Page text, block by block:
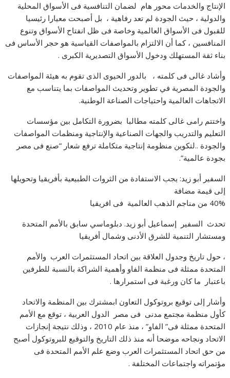
الإنتاج والخدمات محور هام لضمان التنافسية فى الأسواق المحلية
والدولية ، حيث الجودة لم تعد رفاهية ، بل أصبحت معيارا رئيسيا
للقبول فى الأسواق العالمية وخاصة فى ظل انفتاح الأسواق وتنوع
المنافسين ، كما أن الالتزام بالمواصفات القياسية هو حجر الأساس فى
بناء ثقة المستهلك ودخول الأسواق التصديرية الكبرى .
وأشاد غالى فى كلمته ، بالدور الحيوى الذى تقوم به هيئة المواصفات
والجودة المصرية في تطوير وتحديث المواصفات بما يتناسب مع
الاتجاهات العالمية واحتياجات الصناعة الوطنية.
واختتم رامى غالى كلمته مطالبا بضرورة التكامل بين مؤسسات
التعليم والتدريب والجهات الصناعية والإنتاجية ومنظمات المواصفات
والجودة ..لتكوين منظومة إنتاجية متكاملة ترفع شعار “صنع فى مصر
بجودة عالمية”.
السفير أبو زيد: يجب الاستفادة من الثروات الطبيعية بأفريقيا وتحويلها
إلى قيمة مضافة
40% من مناجم الذهب العالمية فى افريقيا
تحدث السفير إسماعيل أبو زيد. دبلوماسي سابق بالأمم المتحدة
ومستشار التنمية للشرق الأدنى وشمال أفريقيا
، حول تاريخ وجدول العلاقة بين اتحاد المستثمرات العرب والأمم
المتحدة ممثلة فى منظمة الفاو وأهمية الشراكة بالنسبة للطرفين
باعتبار ما كان ورغبة فى استمرارها .
وأشار إلى توقيع بروتوكول التعاون ابمشترك بين المنظمة والاتحاد
كأول منظمة مجتمع مدنى فى مصر الدول العربية ، توقع مع الأمم
المتحدة ممثلة فى” الفاو” ، منذ عام 2010 ، وذلك نتيجة إنجازات
الاتحاد ونجاحه موضحا أنه منذ ذلك التاريخ والتوقيع للبروتوكول أصبح
من حق اتحاد المستثمرات العرب وضع علم الأمم المتحدة فى
مؤتمراته واجتماعات المختلفة .